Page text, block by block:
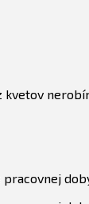
pracovnej